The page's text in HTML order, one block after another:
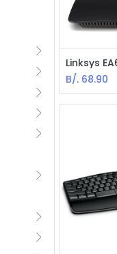
B/. 68.90